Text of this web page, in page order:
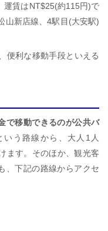
運賃はNT$25(約115円)で
山新店線、4駅目(大安駅)
便利な移動手段といえる
で移動できるのが公共バ
う路線から、大人1人
ます。そのほか、観光客
、下記の路線からアクセ